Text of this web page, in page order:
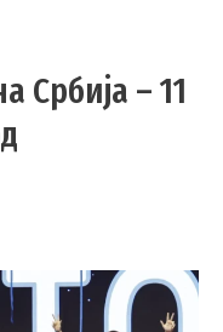
Србија – 11